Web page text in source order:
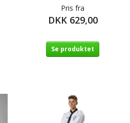
Pris fra
DKK 629,00
Se produktet